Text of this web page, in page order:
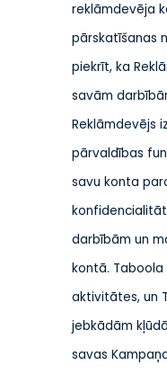
reklāmdevēja
pārskatīšanas
piekrīt, ka
savām
Reklāmdevējs
pārvaldības
savu konta
darbībām un
kontā.
aktivitātes, un
jebkādām
savas